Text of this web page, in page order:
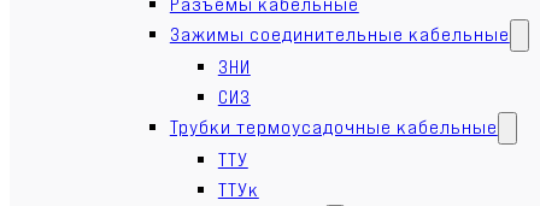
Зажимы соединительные кабельные
ЗНИ
СИЗ
Трубки термоусадочные кабельные
ТТУ
ТТУк